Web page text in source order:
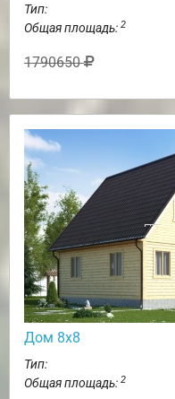
Тип:
Общая площадь: 2
1790650
Дом 8х8
Тип:
Общая площадь: 2